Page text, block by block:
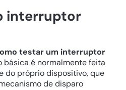
interruptor
testar um interruptor
básica é normalmente feita
do próprio dispositivo, que
de disparo